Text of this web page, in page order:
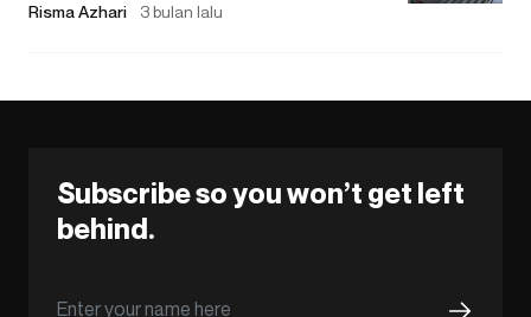
Risma Azhari 3 bulan lalu
Subscribe so you won’t get left
behind.